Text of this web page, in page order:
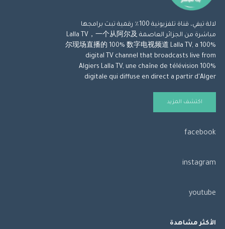
لالة تيفي، قناة تلفزيونية 100٪ رقمية تبث برامجها
مباشرة من الجزائر العاصمة Lalla TV，一个从阿尔及
尔现场直播的 100% 数字电视频道 Lalla TV, a 100%
digital TV channel that broadcasts live from
Algiers Lalla TV, une chaîne de télévision 100%
digitale qui diffuse en direct a partir d'Alger
اكتشف المزيد
facebook
instagram
youtube
الأكثر مشاهدة